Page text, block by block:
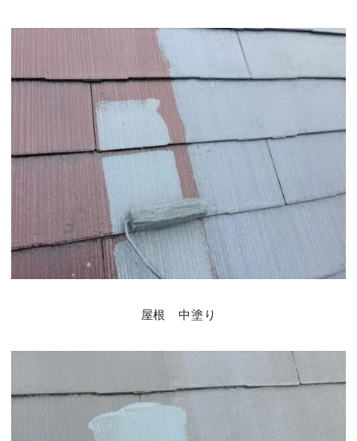
屋根 中塗り